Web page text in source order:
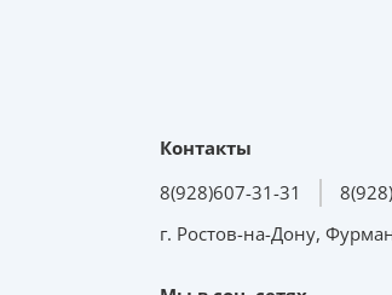
Контакты
8(928)607-31-31
г. Ростов-на-Дону,